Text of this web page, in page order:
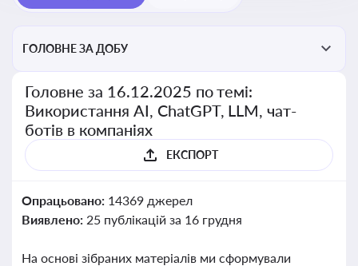
ГОЛОВНЕ ЗА ДОБУ
Головне за 16.12.2025 по темі:
Використання AI, ChatGPT, LLM, чат-
ботів в компаніях
ЕКСПОРТ
Опрацьовано: 14369 джерел
Виявлено: 25 публікацій за 16 грудня
На основі зібраних матеріалів ми сформували